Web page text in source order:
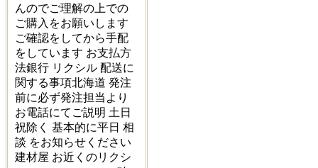
んのでご理解の上での
ご購入をお願いします
ご確認をしてから手配
をしています お支払方
法銀行 リクシル 配送に
関する事項北海道 発注
前に必ず発注担当より
お電話にてご説明 土日
祝除く 基本的に平日 相
談 をお知らせください
建材屋 お近くのリクシ